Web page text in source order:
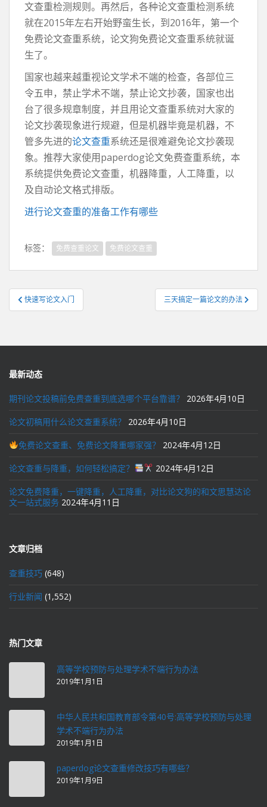
文查重检测规则。再然后，各种论文查重检测系统
就在2015年左右开始野蛮生长，到2016年，第一个
免费论文查重系统，论文狗免费论文查重系统就诞
生了。
国家也越来越重视论文学术不端的检查，各部位三
令五申，禁止学术不端，禁止论文抄袭，国家也出
台了很多规章制度，并且用论文查重系统对大家的
论文抄袭现象进行规避，但是机器毕竟是机器，不
管多先进的论文查重系统还是很难避免论文抄袭现
象。推荐大家使用paperdog论文免费查重系统，本
系统提供免费论文查重，机器降重，人工降重，以
及自动论文格式排版。
进行论文查重的准备工作有哪些
标签： 免费查重论文 免费论文查重
文
章
航
快速写论文入门 三天搞定一篇论文的办法
最新动态
期刊论文投稿前免费查重到底选哪个平台靠谱？ 2026年4月10日
论文初稿用什么论文查重系统？ 2026年4月10日
免费论文查重、免费论文降重哪家强？ 2024年4月12日
论文查重与降重，如何轻松搞定？ 2024年4月12日
论文免费降重，一键降重，人工降重，对比论文狗的和文思慧达论
文一站式服务 2024年4月11日
文章归档
查重技巧 (648)
行业新闻 (1,552)
热门文章
高等学校预防与处理学术不端行为办法
2019年1月1日
中华人民共和国教育部令第40号:高等学校预防与处理
学术不端行为办法
2019年1月1日
paperdog论文查重修改技巧有哪些？
2019年1月9日